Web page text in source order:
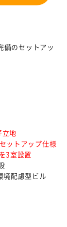
備のセットアッ
立地
ットアップ仕様
3室設置
境配慮型ビル